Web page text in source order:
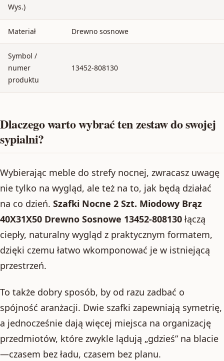
Wys.)
Materiał Drewno sosnowe
Symbol /
numer
produktu
13452-808130
Dlaczego warto wybrać ten zestaw do swojej
sypialni?
Wybierając meble do strefy nocnej, zwracasz uwagę
nie tylko na wygląd, ale też na to, jak będą działać
na co dzień. Szafki Nocne 2 Szt. Miodowy Brąz
40X31X50 Drewno Sosnowe 13452-808130 łączą
ciepły, naturalny wygląd z praktycznym formatem,
dzięki czemu łatwo wkomponować je w istniejącą
przestrzeń.
To także dobry sposób, by od razu zadbać o
spójność aranżacji. Dwie szafki zapewniają symetrię,
a jednocześnie dają więcej miejsca na organizację
przedmiotów, które zwykle lądują „gdzieś” na blacie
—czasem bez ładu, czasem bez planu.